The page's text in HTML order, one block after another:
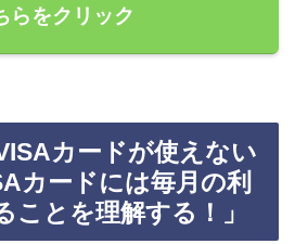
らをクリック
カードが使えない
カードには毎月の利
ことを理解する！」